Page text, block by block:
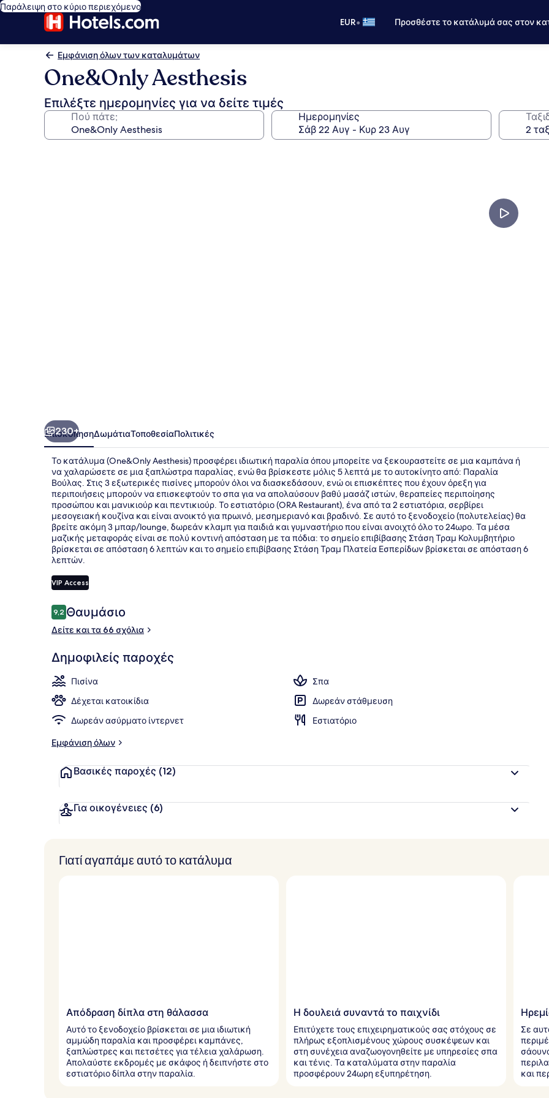
Παράλειψη στο κύριο περιεχόμενο
EUR• Προσθέστε το κατάλυμά σας στον
Εμφάνιση όλων των καταλυμάτων
One&Only Aesthesis
Επιλέξτε ημερομηνίες για να δείτε τιμές
Πού πάτε; Ημερομηνίες
230+
ΕπισκόπησηΔωμάτιαΤοποθεσίαΠολιτικές
Το κατάλυμα (One&Only Aesthesis) προσφέρει ιδιωτική παραλία όπου μπορείτε να ξεκουραστείτε σε μια καμπάνα ή
να χαλαρώσετε σε μια ξαπλώστρα παραλίας, ενώ θα βρίσκεστε μόλις 5 λεπτά με το αυτοκίνητο από: Παραλία
Βούλας. Στις 3 εξωτερικές πισίνες μπορούν όλοι να διασκεδάσουν, ενώ οι επισκέπτες που έχουν όρεξη για
περιποιήσεις μπορούν να επισκεφτούν το σπα για να απολαύσουν βαθύ μασάζ ιστών, θεραπείες περιποίησης
προσώπου και μανικιούρ και πεντικιούρ. Το εστιατόριο (ORA Restaurant), ένα από τα 2 εστιατόρια, σερβίρει
μεσογειακή κουζίνα και είναι ανοικτό για πρωινό, μεσημεριανό και βραδινό. Σε αυτό το ξενοδοχείο (πολυτελείας) θα
βρείτε ακόμη 3 μπαρ/lounge, δωρεάν κλαμπ για παιδιά και γυμναστήριο που είναι ανοιχτό όλο το 24ωρο. Τα μέσα
μαζικής μεταφοράς είναι σε πολύ κοντινή απόσταση με τα πόδια: το σημείο επιβίβασης Στάση Τραμ Κολυμβητήριο
βρίσκεται σε απόσταση 6 λεπτών και το σημείο επιβίβασης Στάση Τραμ Πλατεία Εσπερίδων βρίσκεται σε απόσταση 6
λεπτών.
VIP Access
Σχόλια
9,29,2 στα 10
Θαυμάσιο
Δείτε και τα 66 σχόλια
Δημοφιλείς παροχές
Πισίνα
Σπα
Δέχεται κατοικίδια
Δωρεάν στάθμευση
Δωρεάν ασύρματο ίντερνετ
Εστιατόριο
Εμφάνιση όλων
Βασικές παροχές (12)
Για οικογένειες (6)
Γιατί αγαπάμε αυτό το κατάλυμα
Απόδραση δίπλα στη θάλασσα
Αυτό το ξενοδοχείο βρίσκεται σε μια ιδιωτική
αμμώδη παραλία και προσφέρει καμπάνες,
ξαπλώστρες και πετσέτες για τέλεια χαλάρωση.
Απολαύστε εκδρομές με σκάφος ή δειπνήστε στο
εστιατόριο δίπλα στην παραλία.
Η δουλειά συναντά το παιχνίδι
Επιτύχετε τους επιχειρηματικούς σας στόχους σε
πλήρως εξοπλισμένους χώρους συσκέψεων και
στη συνέχεια αναζωογονηθείτε με υπηρεσίες σπα
και τένις. Τα καταλύματα στην παραλία
προσφέρουν 24ωρη εξυπηρέτηση.
Σε
και